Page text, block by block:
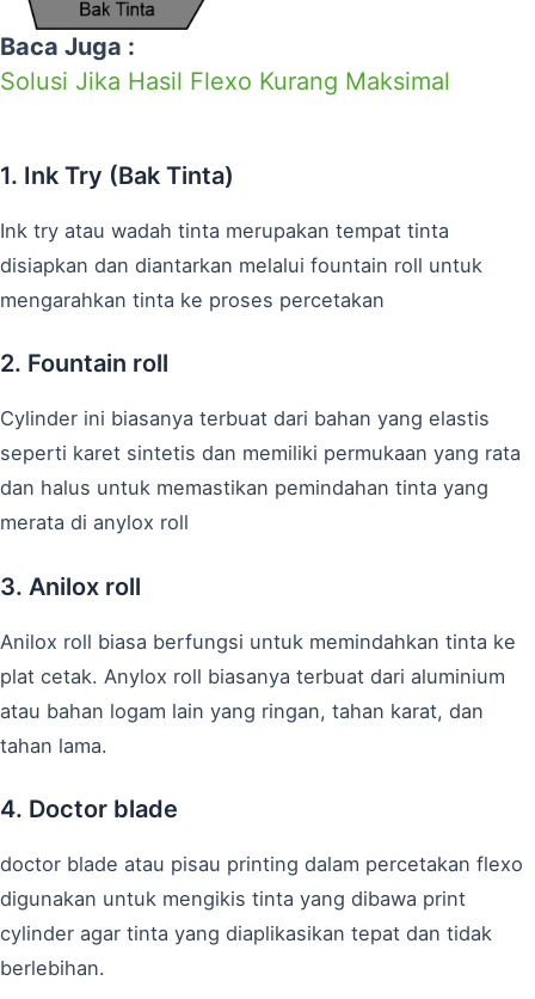
Baca Juga :
Solusi Jika Hasil Flexo Kurang Maksimal
1. Ink Try (Bak Tinta)
Ink try atau wadah tinta merupakan tempat tinta
disiapkan dan diantarkan melalui fountain roll untuk
mengarahkan tinta ke proses percetakan
2. Fountain roll
Cylinder ini biasanya terbuat dari bahan yang elastis
seperti karet sintetis dan memiliki permukaan yang rata
dan halus untuk memastikan pemindahan tinta yang
merata di anylox roll
3. Anilox roll
Anilox roll biasa berfungsi untuk memindahkan tinta ke
plat cetak. Anylox roll biasanya terbuat dari aluminium
atau bahan logam lain yang ringan, tahan karat, dan
tahan lama.
4. Doctor blade
doctor blade atau pisau printing dalam percetakan flexo
digunakan untuk mengikis tinta yang dibawa print
cylinder agar tinta yang diaplikasikan tepat dan tidak
berlebihan.